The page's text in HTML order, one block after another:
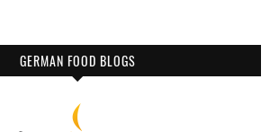
GERMAN FOOD BLOGS